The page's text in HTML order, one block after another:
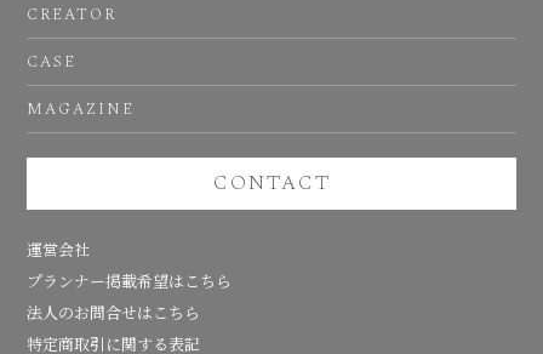
CREATOR
CASE
MAGAZINE
CONTACT
運営会社
プランナー掲載希望はこちら
法人のお問合せはこちら
特定商取引に関する表記